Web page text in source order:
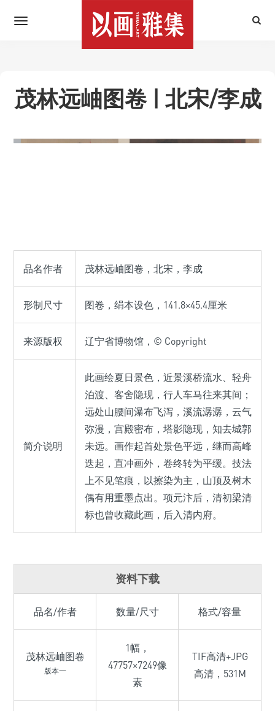
茂林远岫图卷 | 北宋/李成
品名作者 茂林远岫图卷，北宋，李成
形制尺寸 图卷，绢本设色，141.8×45.4厘米
来源版权 辽宁省博物馆，© Copyright
简介说明
此画绘夏日景色，近景溪桥流水、轻舟
泊渡、客舍隐现，行人车马往来其间；
远处山腰间瀑布飞泻，溪流潺潺，云气
弥漫，宫殿密布，塔影隐现，知去城郭
未远。画作起首处景色平远，继而高峰
迭起，直冲画外，卷终转为平缓。技法
上不见笔痕，以擦染为主，山顶及树木
偶有用重墨点出。项元汴后，清初梁清
标也曾收藏此画，后入清内府。
资料下载
品名/作者 数量/尺寸 格式/容量
茂林远岫图卷
版本一
1幅，
47757×7249像
素
TIF高清+JPG
高清，531M